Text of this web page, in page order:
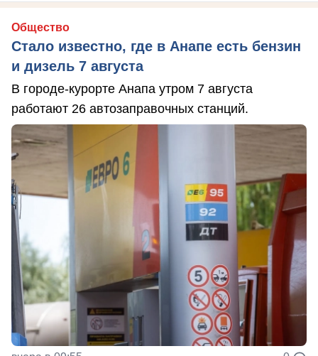
Общество
Стало известно, где в Анапе есть бензин
и дизель 7 августа
В городе-курорте Анапа утром 7 августа
работают 26 автозаправочных станций.